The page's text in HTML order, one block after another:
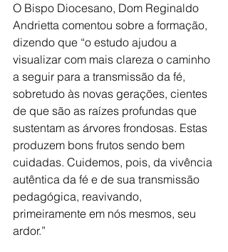
O Bispo Diocesano, Dom Reginaldo
Andrietta comentou sobre a formação,
dizendo que “o estudo ajudou a
visualizar com mais clareza o caminho
a seguir para a transmissão da fé,
sobretudo às novas gerações, cientes
de que são as raízes profundas que
sustentam as árvores frondosas. Estas
produzem bons frutos sendo bem
cuidadas. Cuidemos, pois, da vivência
autêntica da fé e de sua transmissão
pedagógica, reavivando,
primeiramente em nós mesmos, seu
ardor.”